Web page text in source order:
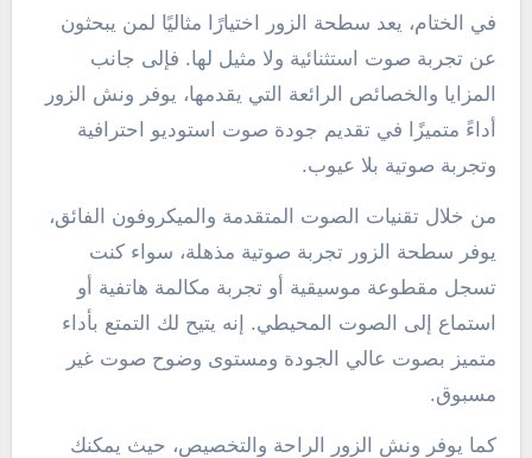
في الختام، يعد سطحة الزور اختيارًا مثاليًا لمن يبحثون
عن تجربة صوت استثنائية ولا مثيل لها. فإلى جانب
المزايا والخصائص الرائعة التي يقدمها، يوفر ونش الزور
أداءً متميزًا في تقديم جودة صوت استوديو احترافية
وتجربة صوتية بلا عيوب.
من خلال تقنيات الصوت المتقدمة والميكروفون الفائق،
يوفر سطحة الزور تجربة صوتية مذهلة، سواء كنت
تسجل مقطوعة موسيقية أو تجربة مكالمة هاتفية أو
استماع إلى الصوت المحيطي. إنه يتيح لك التمتع بأداء
متميز بصوت عالي الجودة ومستوى وضوح صوت غير
مسبوق.
كما يوفر ونش الزور الراحة والتخصيص، حيث يمكنك